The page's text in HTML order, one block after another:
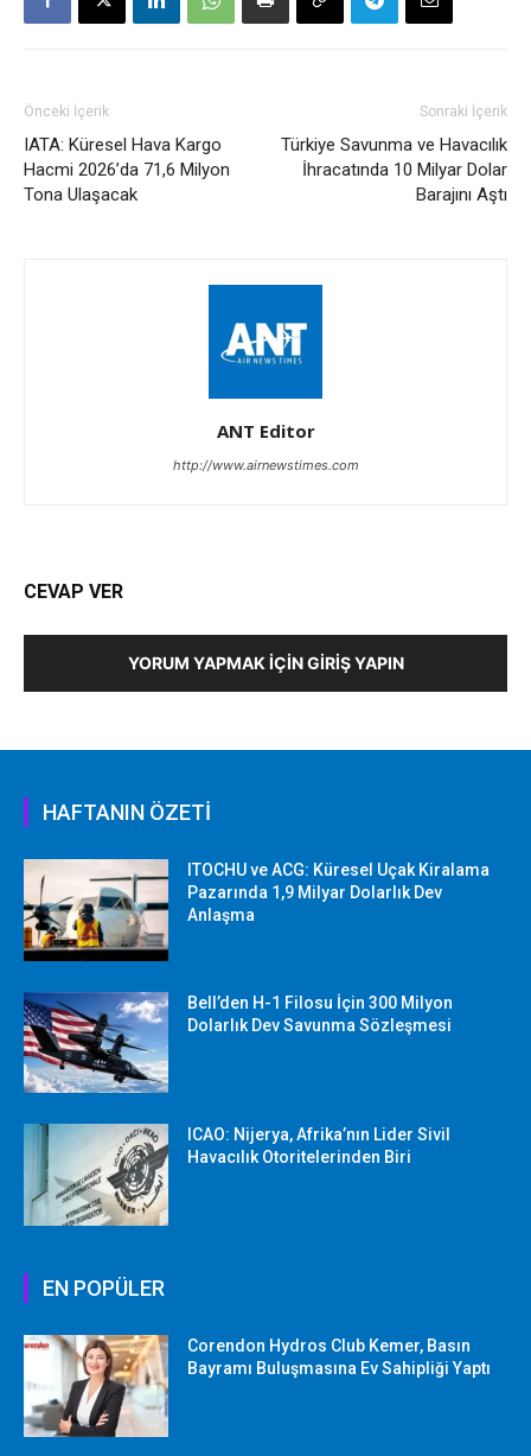
Önceki İçerik
IATA: Küresel Hava Kargo
Hacmi 2026’da 71,6 Milyon
Tona Ulaşacak
Sonraki İçerik
Türkiye Savunma ve Havacılık
İhracatında 10 Milyar Dolar
Barajını Aştı
ANT Editor
http://www.airnewstimes.com
CEVAP VER
YORUM YAPMAK İÇIN GIRIŞ YAPIN
HAFTANIN ÖZETİ
ITOCHU ve ACG: Küresel Uçak Kiralama
Pazarında 1,9 Milyar Dolarlık Dev
Anlaşma
Bell’den H-1 Filosu İçin 300 Milyon
Dolarlık Dev Savunma Sözleşmesi
ICAO: Nijerya, Afrika’nın Lider Sivil
Havacılık Otoritelerinden Biri
EN POPÜLER
Corendon Hydros Club Kemer, Basın
Bayramı Buluşmasına Ev Sahipliği Yaptı